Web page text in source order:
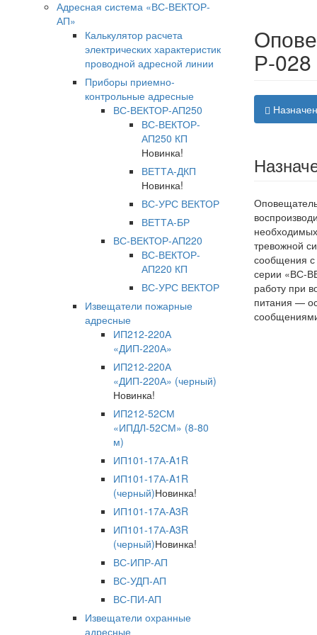
Адресная система «ВС-ВЕКТОР-
АП»
Калькулятор расчета
электрических характеристик
проводной адресной линии
Приборы приемно-
контрольные адресные
ВС-ВЕКТОР-АП250
ВС-ВЕКТОР-
АП250 КП
Новинка!
ВЕТТА-ДКП
Новинка!
ВС-УРС ВЕКТОР
ВЕТТА-БР
ВС-ВЕКТОР-АП220
ВС-ВЕКТОР-
АП220 КП
ВС-УРС ВЕКТОР
Извещатели пожарные
адресные
ИП212-220А
«ДИП-220А»
ИП212-220А
«ДИП-220А» (черный)
Новинка!
ИП212-52СМ
«ИПДЛ-52СМ» (8-80
м)
ИП101-17А-A1R
ИП101-17А-A1R
(черный)Новинка!
ИП101-17А-A3R
ИП101-17А-A3R
(черный)Новинка!
ВС-ИПР-АП
ВС-УДП-АП
ВС-ПИ-АП
Извещатели охранные
адресные
Р-028
тревожной
сообщения
серии «ВС-
работу при
питания —